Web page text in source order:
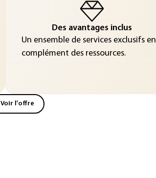
Des avantages inclus
Un ensemble de services exclusifs en
complément des ressources.
Voir l'offre